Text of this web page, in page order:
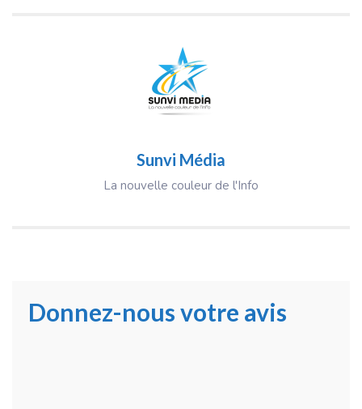
Sunvi Média
La nouvelle couleur de l'Info
Donnez-nous votre avis